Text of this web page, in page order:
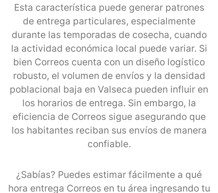
Esta característica puede generar patrones
de entrega particulares, especialmente
durante las temporadas de cosecha, cuando
la actividad económica local puede variar. Si
bien Correos cuenta con un diseño logístico
robusto, el volumen de envíos y la densidad
poblacional baja en Valseca pueden influir en
los horarios de entrega. Sin embargo, la
eficiencia de Correos sigue asegurando que
los habitantes reciban sus envíos de manera
confiable.
¿Sabías? Puedes estimar fácilmente a qué
hora entrega Correos en tu área ingresando tu